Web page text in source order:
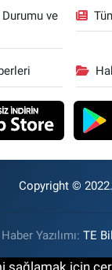
ve
Copyright © 2022.
Haber Yazılımı: TE
sağlamak için